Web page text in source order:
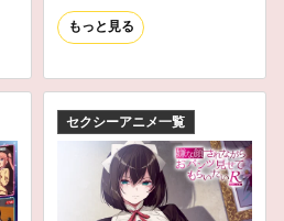
もっと見る
セクシーアニメ一覧